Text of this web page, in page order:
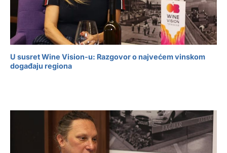
U susret Wine Vision-u: Razgovor o najvećem vinskom
događaju regiona